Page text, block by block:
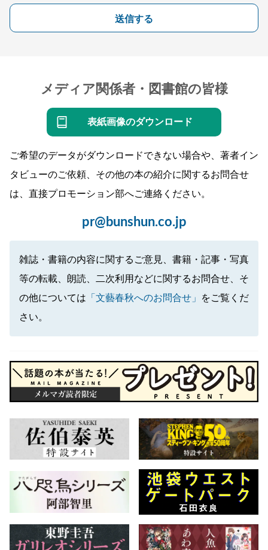
送信する
メディア関係者・図書館の皆様
表紙画像のダウンロード
ご希望のデータがダウンロードできない場合や、著者イン
タビューのご依頼、その他の本の紹介に関するお問合せ
は、直接プロモーション部へご連絡ください。
pr@bunshun.co.jp
雑誌・書籍の内容に関するご意見、書籍・記事・写真
等の転載、朗読、二次利用などに関するお問合せ、そ
の他については 「文藝春秋へのお問合せ」
をご覧くだ
さい。